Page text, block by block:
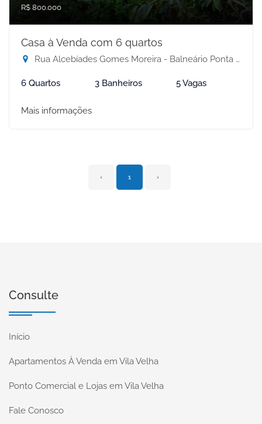
R$ 800.000
Casa à Venda com 6 quartos
Rua Alcebíades Gomes Moreira - Balneário Ponta da Fruta, Vila Velha-ES
6 Quartos 3 Banheiros 5 Vagas
Mais informações
‹ 1 ›
Consulte
Início
Apartamentos À Venda em Vila Velha
Ponto Comercial e Lojas em Vila Velha
Fale Conosco